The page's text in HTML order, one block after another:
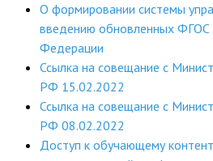
О формировании системы
введению обновленных ФГОС
Федерации
Ссылка на совещание с
РФ 15.02.2022
Ссылка на совещание с
РФ 08.02.2022
Доступ к обучающему